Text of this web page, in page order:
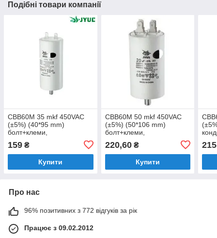
Подібні товари компанії
CBB60M 35 mkf 450VAC
(±5%) (40*95 mm)
болт+клеми,
конденсатор для пуску та
роботи
159 ₴
Купити
CBB60M 50 mkf 450VAC
(±5%) (50*106 mm)
болт+клеми,
конденсатор для пуску та
роботи
220,60₴
Купити
Про нас
96% позитивних з 772 відгуків за рік
Працює з 09.02.2012